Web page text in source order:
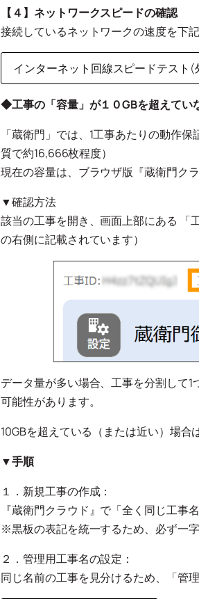
【４】ネットワークスピードの確認
接続しているネットワークの速度を下
インターネット回線スピードテスト
◆工事の「容量」が１０GBを超えてい
「蔵衛門」では、1工事あたりの動作
質で約16,666枚程度）
現在の容量は、ブラウザ版『蔵衛門ク
▼確認方法
該当の工事を開き、画面上部にある 「
の右側に記載されています）
データ量が多い場合、工事を分割して
可能性があります。
10GBを超えている（または近い）場合
▼手順
１．新規工事の作成：
『蔵衛門クラウド』で「全く同じ工事
※黒板の表記を統一するため、必ず一
２．管理用工事名の設定：
同じ名前の工事を見分けるため、「管